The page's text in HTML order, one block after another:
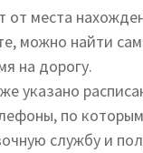
от места
можно найти
на дорогу.
указано
по
службу и